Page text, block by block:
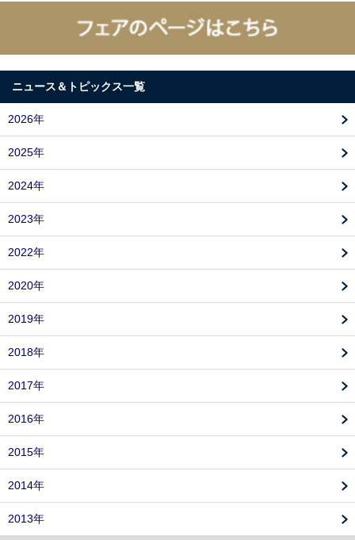
ニュース＆トピックス一覧
2026年
2025年
2024年
2023年
2022年
2020年
2019年
2018年
2017年
2016年
2015年
2014年
2013年